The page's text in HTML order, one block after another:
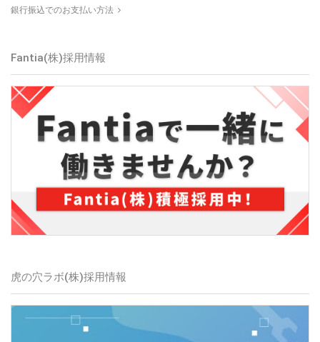
銀行振込でのお支払い方法
Fantia(株)採用情報
虎の穴ラボ(株)採用情報